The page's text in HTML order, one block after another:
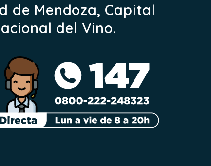
de Mendoza, Capital
del Vino.